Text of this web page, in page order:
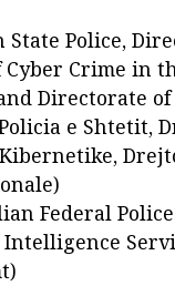
State Police,
Crime in
Directorate
e Shtetit,
Federal Police